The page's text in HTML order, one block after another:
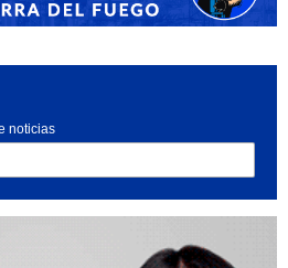
noticias